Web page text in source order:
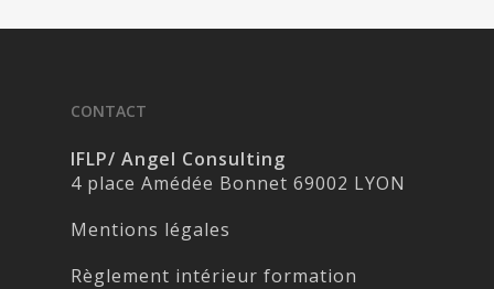
CONTACT
IFLP/ Angel Consulting
4 place Amédée Bonnet 69002 LYON
Mentions légales
Règlement intérieur formation